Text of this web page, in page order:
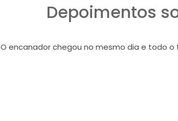
Depoimentos
O encanador chegou no mesmo dia e todo